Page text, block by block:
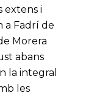
extens i
a Fadrí de
Morera
abans
la integral
les